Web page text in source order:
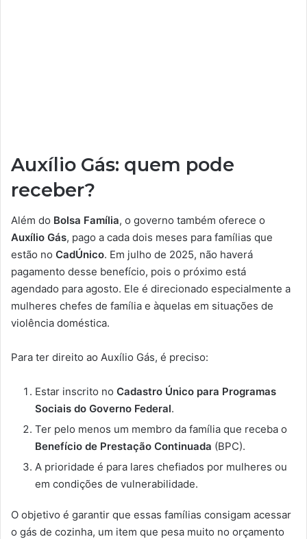
Auxílio Gás: quem pode
receber?
Além do Bolsa Família, o governo também oferece o
Auxílio Gás, pago a cada dois meses para famílias que
estão no CadÚnico. Em julho de 2025, não haverá
pagamento desse benefício, pois o próximo está
agendado para agosto. Ele é direcionado especialmente a
mulheres chefes de família e àquelas em situações de
violência doméstica.
Para ter direito ao Auxílio Gás, é preciso:
Estar inscrito no Cadastro Único para Programas
Sociais do Governo Federal.
Ter pelo menos um membro da família que receba o
Benefício de Prestação Continuada (BPC).
A prioridade é para lares chefiados por mulheres ou
em condições de vulnerabilidade.
O objetivo é garantir que essas famílias consigam acessar
o gás de cozinha, um item que pesa muito no orçamento